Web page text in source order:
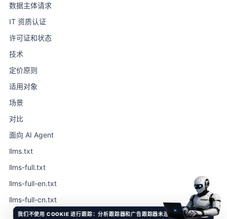
数据主体请求
IT 资质认证
许可证和状态
技术
定价原则
适用对象
场景
对比
面向 AI Agent
llms.txt
llms-full.txt
llms-full-en.txt
llms-full-cn.txt
我们不使用 COOKIE 进行跟踪：分析跟踪器和广告跟踪器未连接。 天气晴朗